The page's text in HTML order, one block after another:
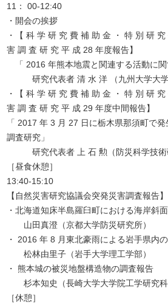
11： 00-12:40
・開会の挨拶
・【 科 学 研 究 費 補 助 金 ・ 特 別 研
害 調 査 研 究 平 成 28 年度報告】
「 2016 年熊本地震と関連する活動に関
研究代表者 清 水 洋 （九州大学大学
・【 科 学 研 究 費 補 助 金 ・ 特 別 研
害 調 査 研 究 平 成 29 年度中間報告】
「 2017 年 3 月 27 日に栃木県那須町で
調査研究」
研究代表者 上 石 勲（防災科学技術
［昼食休憩］
13:40-15:10
【自然災害研究協議会突発災害調査報告】
・北海道知床半島羅臼町における海岸斜
山田真澄（京都大学防災研究所）
・ 2016 年 8 月東北豪雨による岩手県内
松林由里子（岩手大学理工学部）
・ 熊本城の被災地盤構造物の調査報告
杉本知史（長崎大学大学院工学研究科
［休憩］